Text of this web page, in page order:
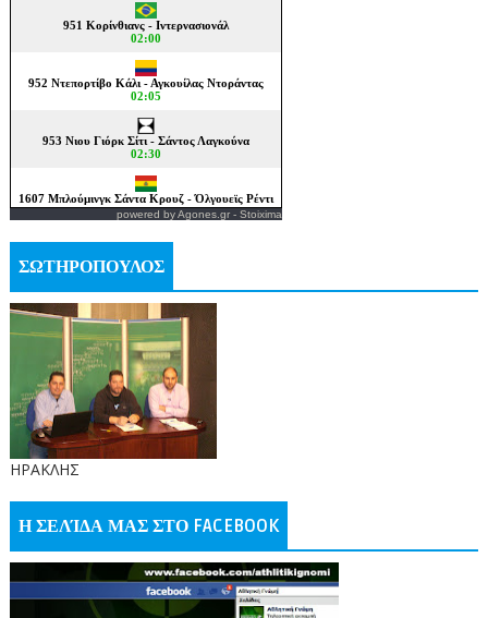
powered byAgones.gr- Stoixima
ΣΩΤΗΡΟΠΟΥΛΟΣ
ΗΡΑΚΛΗΣ
Η ΣΕΛΊΔΑ ΜΑΣ ΣΤΟ FACEBOOK